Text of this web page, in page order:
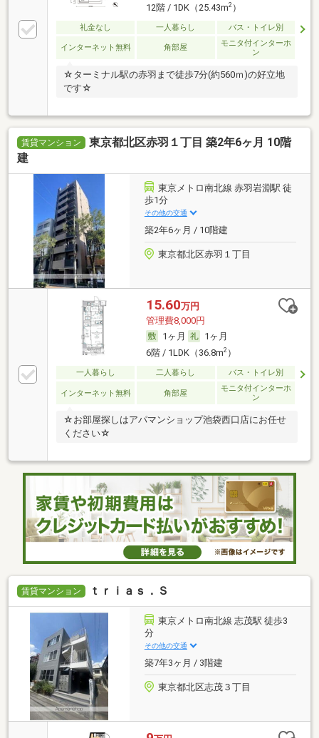
12階 / 1DK（25.43m2）
礼金なし 一人暮らし バス・トイレ別
インターネット無料 角部屋
モニタ付インターホ
ン
☆ターミナル駅の赤羽まで徒歩7分(約560ｍ)の好立地
です☆
賃貸マンション
東京都北区赤羽１丁目 築2年6ヶ月 10階
建
東京メトロ南北線 赤羽岩淵駅 徒
歩1分
その他の交通
築2年6ヶ月 / 10階建
東京都北区赤羽１丁目
15.60万円
管理費8,000円
1ヶ月
1ヶ月
6階 / 1LDK（36.8m2）
一人暮らし 二人暮らし バス・トイレ別
インターネット無料 角部屋
モニタ付インターホ
ン
☆お部屋探しはアパマンショップ池袋西口店にお任せ
ください☆
賃貸マンション ｔｒｉａｓ．Ｓ
東京メトロ南北線 志茂駅 徒歩3
分
その他の交通
築7年3ヶ月 / 3階建
東京都北区志茂３丁目